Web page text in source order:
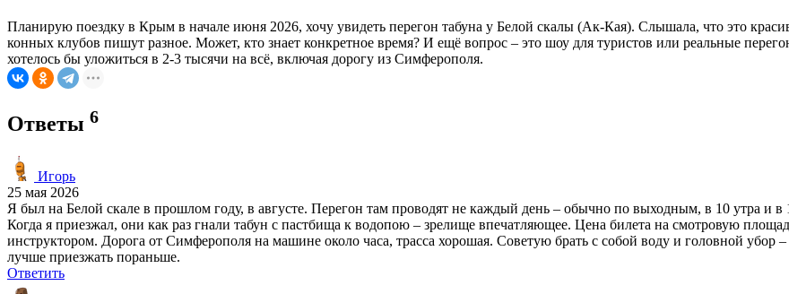
Планирую поездку в Крым в начале июня 2026, хочу увидеть перегон табуна у Белой скалы (Ак-Кая). Слышала, что это
конных клубов пишут разное. Может, кто знает конкретное время? И ещё вопрос – это шоу для туристов или реальные
хотелось бы уложиться в 2-3 тысячи на всё, включая дорогу из Симферополя.
Ответы 6
Игорь
25 мая 2026
Я был на Белой скале в прошлом году, в августе. Перегон там проводят не каждый день – обычно по выходным, в 10 утра и
Когда я приезжал, они как раз гнали табун с пастбища к водопою – зрелище впечатляющее. Цена билета на смотровую
инструктором. Дорога от Симферополя на машине около часа, трасса хорошая. Советую брать с собой воду и головной убор
лучше приезжать пораньше.
Ответить